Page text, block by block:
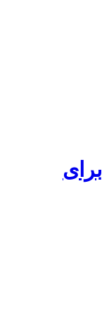
آموزش برنامه‌نویسی C برای